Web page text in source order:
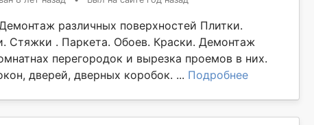
различных поверхностей Плитки.
Стяжки . Паркета. Обоев. Краски. Демонтаж
перегородок и вырезка проемов в них.
дверей, дверных коробок. ... Подробнее